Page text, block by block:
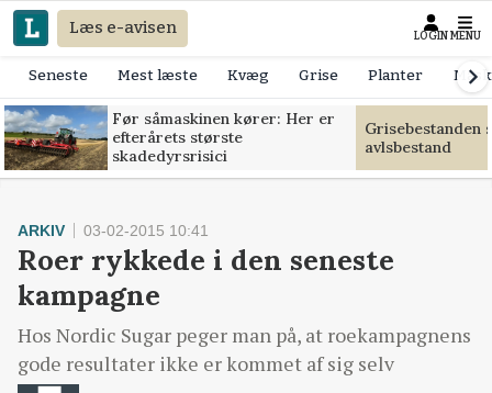
Læs e-avisen LOGIN MENU
Seneste Mest læste Kvæg Grise Planter
Før såmaskinen kører: Her er
efterårets største
skadedyrsrisici
Grisebestanden
avlsbestand
ARKIV 03-02-2015 10:41
Roer rykkede i den seneste
kampagne
Hos Nordic Sugar peger man på, at roekampagnens
gode resultater ikke er kommet af sig selv